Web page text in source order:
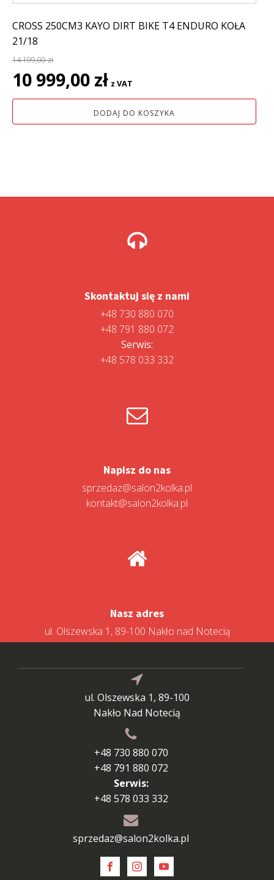
CROSS 250CM3 KAYO DIRT BIKE T4 ENDURO KOŁA
21/18
14 199,00zł
Pierwotna
cena
wynosiła:
10 999,00 zł cena
wynosi:
10
z VAT
DODAJ DO KOSZYKA
Skontaktuj się z nami
+48 730 880 070
+48 791 880 072
Serwis:
+48 578 033 332
Napisz do nas
sprzedaz@salon2kolka.pl
kontakt@salon2kolka.pl
Nasz adres
ul. Olszewska 1, 89-100 Nakło nad Notecią
ul. Olszewska 1, 89-100
Nakło Nad Notecią
+48 730 880 070
+48 791 880 072
Serwis:
+48 578 033 332
sprzedaz@salon2kolka.pl